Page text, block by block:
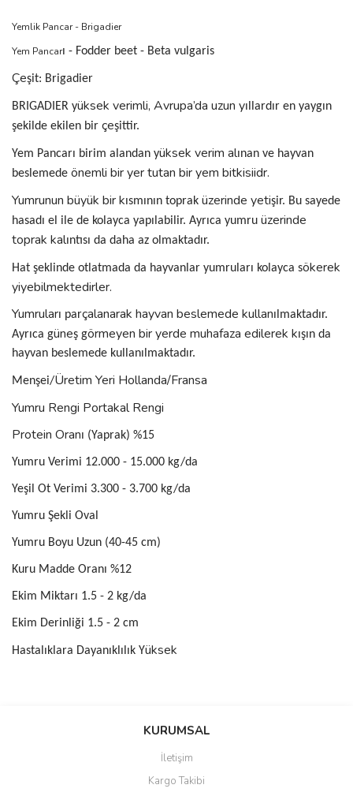
Yemlik Pancar - Brigadier
Yem Pancarı - Fodder beet - Beta vulgaris
Çeşit: Brigadier
BRIGADIER yüksek verimli, Avrupa’da uzun yıllardır en yaygın
şekilde ekilen bir çeşittir.
Yem Pancarı birim alandan yüksek verim alınan ve hayvan
beslemede önemli bir yer tutan bir yem bitkisiidr.
Yumrunun büyük bir kısmının toprak üzerinde yetişir. Bu sayede
hasadı el ile de kolayca yapılabilir. Ayrıca yumru üzerinde
toprak kalıntısı da daha az olmaktadır.
Hat şeklinde otlatmada da hayvanlar yumruları kolayca sökerek
yiyebilmektedirler.
Yumruları parçalanarak hayvan beslemede kullanılmaktadır.
Ayrıca güneş görmeyen bir yerde muhafaza edilerek kışın da
hayvan beslemede kullanılmaktadır.
Menşei/Üretim Yeri Hollanda/Fransa
Yumru Rengi Portakal Rengi
Protein Oranı (Yaprak) %15
Yumru Verimi 12.000 - 15.000 kg/da
Yeşil Ot Verimi 3.300 - 3.700 kg/da
Yumru Şekli Oval
Yumru Boyu Uzun (40-45 cm)
Kuru Madde Oranı %12
Ekim Miktarı 1.5 - 2 kg/da
Ekim Derinliği 1.5 - 2 cm
Hastalıklara Dayanıklılık Yüksek
Bu ürüne ilk yorumu siz yapın!
Ürün resmi kalitesiz, bozuk veya görüntülenemiyor.
KURUMSAL
İletişim
Kargo Takibi